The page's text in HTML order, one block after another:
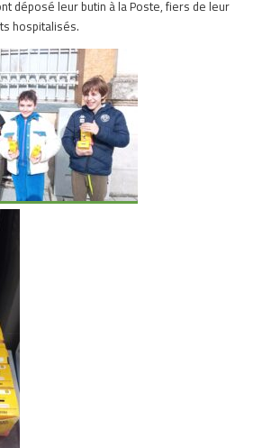
déposé leur butin à la Poste, fiers de leur
hospitalisés.